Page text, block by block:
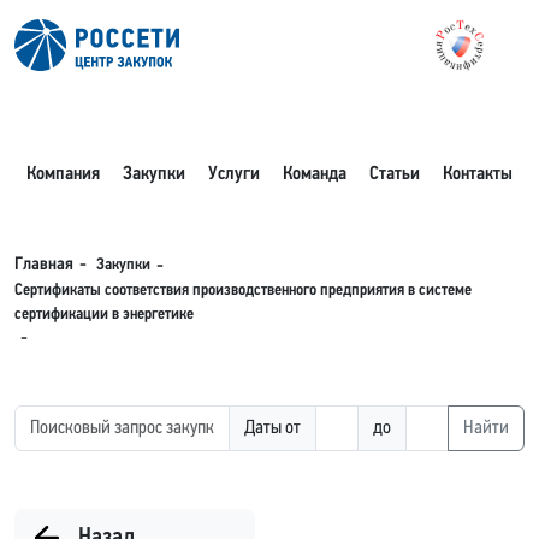
Компания Закупки Услуги Команда Статьи Контакты
Главная
Закупки
Сертификаты соответствия производственного предприятия в системе
сертификации в энергетике
Даты от до Найти